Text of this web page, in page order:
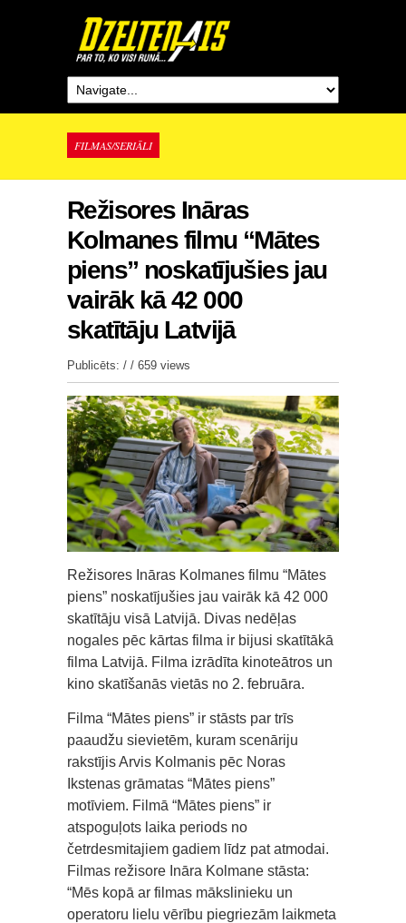
FILMAS/SERIĀLI
Režisores Ināras
Kolmanes filmu “Mātes
piens” noskatījušies jau
vairāk kā 42 000
skatītāju Latvijā
Publicēts: / / 659 views
Režisores Ināras Kolmanes filmu “Mātes
piens” noskatījušies jau vairāk kā 42 000
skatītāju visā Latvijā. Divas nedēļas
nogales pēc kārtas filma ir bijusi skatītākā
filma Latvijā. Filma izrādīta kinoteātros un
kino skatīšanās vietās no 2. februāra.
Filma “Mātes piens” ir stāsts par trīs
paaudžu sievietēm, kuram scenāriju
rakstījis Arvis Kolmanis pēc Noras
Ikstenas grāmatas “Mātes piens”
motīviem. Filmā “Mātes piens” ir
atspoguļots laika periods no
četrdesmitajiem gadiem līdz pat atmodai.
Filmas režisore Ināra Kolmane stāsta:
“Mēs kopā ar filmas mākslinieku un
operatoru lielu vērību piegriezām laikmeta